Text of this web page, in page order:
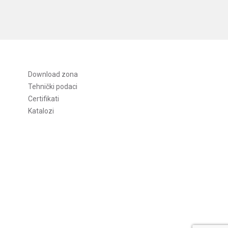
Download zona
Tehnički podaci
Certifikati
Katalozi